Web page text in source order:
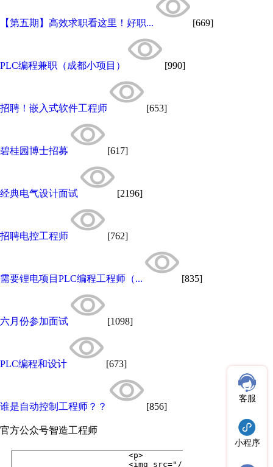
【第五期】高效求职看这里！好职... [669]
PLC编程兼职（成都小项目） [990]
招聘！嵌入式软件工程师 [653]
碧桂园博士招募 [617]
经典电气设计面试 [2196]
招聘电控工程师 [762]
需要锂电项目PLC编程工程师（... [835]
六月份参加面试 [1098]
PLC编程和设计 [673]
谁是自动控制工程师？？ [856]
官方公众号智造工程师
客服
小程序